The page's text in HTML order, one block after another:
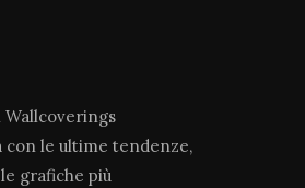
con le ultime tendenze,
grafiche più